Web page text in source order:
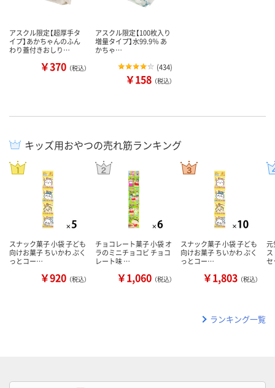
アスクル限定【超厚手タ
イプ】あかちゃんのふん
わり蓋付きおしり…
￥370 （税込）
アスクル限定【100枚入り
増量タイプ】水99.9％ あ
かちゃ…
(434)
￥158 （税込）
キッズ用おやつの売れ筋ランキング
スナック菓子 小袋 子ども
向けお菓子 ちいかわ ぷく
っとコー…
￥920 （税込）
チョコレート菓子 小袋 オ
ラのミニチョコビ チョコ
レート味 …
￥1,060 （税込）
スナック菓子 小袋 子ども
向けお菓子 ちいかわ ぷく
っとコー…
￥1,803 （税込）
ランキング一覧